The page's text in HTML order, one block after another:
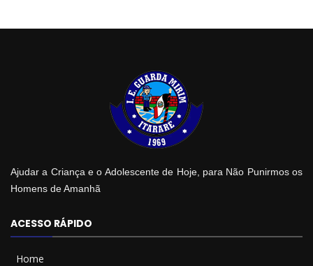
Ajudar a Criança e o Adolescente de Hoje, para Não Punirmos os
Homens de Amanhã
ACESSO RÁPIDO
Home